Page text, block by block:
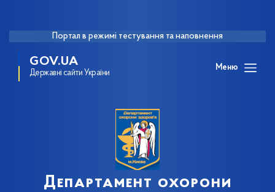
Портал в режимі тестування та наповнення
GOV.UA
Державні сайти України
Меню
Департамент охорони